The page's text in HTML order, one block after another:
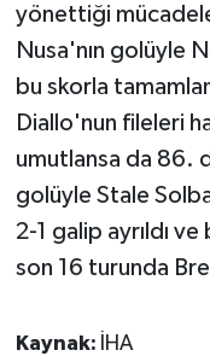
yönettiği
Nusa'nın golüyle
bu skorla
Diallo'nun fileleri
umutlansa da 86.
golüyle Stale
2-1 galip ayrıldı
son 16 turunda
Kaynak: İHA
Jandarma
Kadın
KÜLTÜR
MAGAZİN
Otomobil
POLİTİKA